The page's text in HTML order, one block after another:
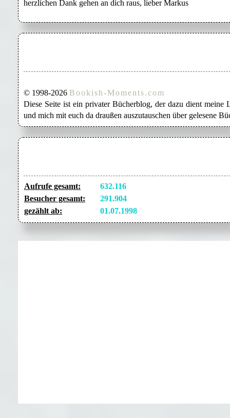
herzlichen Dank gehen an dich raus, lieber Markus
© 1998-2026 Bookish-Moments.com
Diese Seite ist ein privater Bücherblog, der dazu dient meine
und mich mit euch da draußen auszutauschen über gelesene
Aufrufe gesamt:
632.116
Besucher gesamt:
291.904
gezählt ab:
01.07.1998